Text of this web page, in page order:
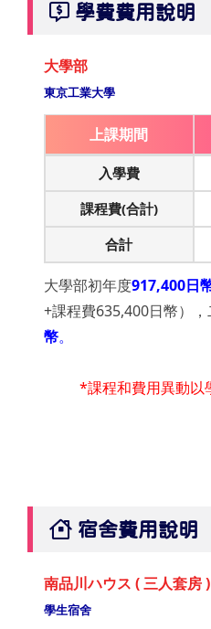
學費費用說明
大學部
東京工業大學
上課期間
入學費
課程費(合計)
合計
大學部初年度917,400日
+課程費635,400日幣）
幣。
*課程和費用異動以
宿舍費用說明
南品川ハウス ( 三人套房 )
學生宿舍